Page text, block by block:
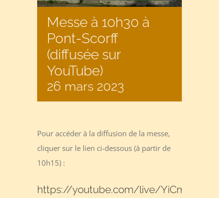
Messe à 10h30 à
Pont-Scorff
(diffusée sur
YouTube)
26 mars 2023
Pour accéder à la diffusion de la messe,
cliquer sur le lien ci-dessous (à partir de
10h15) :
https://youtube.com/live/